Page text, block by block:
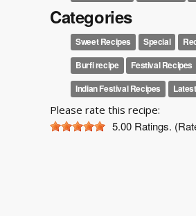
Categories
Sweet Recipes Special
Burfi recipe
Festival Recipes
Indian Festival Recipes
Please rate this recipe:
5.00 Ratings.